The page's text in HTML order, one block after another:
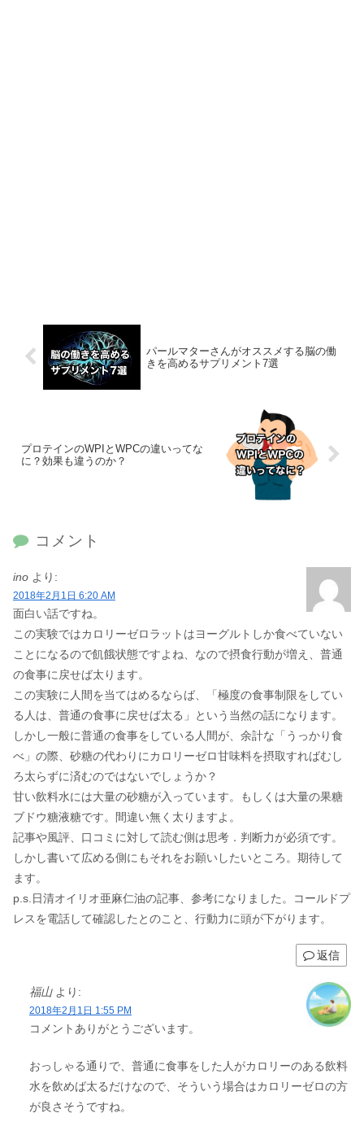
パールマターさんがオススメする脳の働
きを高めるサプリメント7選
プロテインのWPIとWPCの違いってな
に？効果も違うのか？
コメント
ino より:
2018年2月1日 6:20 AM
面白い話ですね。
この実験ではカロリーゼロラットはヨーグルトしか食べていない
ことになるので飢餓状態ですよね、なので摂食行動が増え、普通
の食事に戻せば太ります。
この実験に人間を当てはめるならば、「極度の食事制限をしてい
る人は、普通の食事に戻せば太る」という当然の話になります。
しかし一般に普通の食事をしている人間が、余計な「うっかり食
べ」の際、砂糖の代わりにカロリーゼロ甘味料を摂取すればむし
ろ太らずに済むのではないでしょうか？
甘い飲料水には大量の砂糖が入っています。もしくは大量の果糖
ブドウ糖液糖です。間違い無く太りますよ。
記事や風評、口コミに対して読む側は思考．判断力が必須です。
しかし書いて広める側にもそれをお願いしたいところ。期待して
ます。
p.s.日清オイリオ亜麻仁油の記事、参考になりました。コールドプ
レスを電話して確認したとのこと、行動力に頭が下がります。
返信
福山 より:
2018年2月1日 1:55 PM
コメントありがとうございます。
おっしゃる通りで、普通に食事をした人がカロリーのある飲料
水を飲めば太るだけなので、そういう場合はカロリーゼロの方
が良さそうですね。